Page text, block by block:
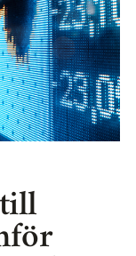
till